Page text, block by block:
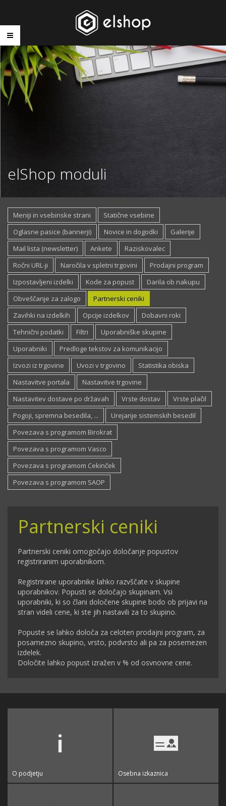
elShop moduli
Meniji in vsebinske strani
Statične vsebine
Oglasne pasice (bannerji)
Novice in dogodki
Galerije
Mail lista (newsletter)
Ankete
Raziskovalec
Ročni URL-ji
Naročila v spletni trgovini
Prodajni program
Izpostavljeni izdelki
Kode za popust
Darila ob nakupu
Obveščanje za zalogo
Partnerski ceniki
Zavihki na izdelkih
Opcije izdelkov
Dobavni roki
Tehnični podatki
Filtri
Uporabniške skupine
Uporabniki
Predloge tekstov za komunikacijo
Izvozi iz trgovine
Uvozi v trgovino
Statistika obiska
Nastavitve portala
Nastavitve trgovine
Nastavitev dostave po državah
Vrste dostav
Vrste plačil
Pogoji, spremna besedila, ...
Urejanje sistemskih besedil
Povezava s programom Birokrat
Povezava s programom Vasco
Povezava s programom Cekinček
Povezava s programom SAOP
Partnerski ceniki
Partnerski ceniki omogočajo določanje popustov
registriranim uporabnikom.
Registrirane uporabnike lahko razvščate v skupine
uporabnikov. Popusti se določajo skupinam. Vsi
uporabniki, ki so člani določene skupine bodo ob prijavi na
stran videli cene, ki ste jih nastavili za to skupino.
Popuste se lahko določa za celoten prodajni program, za
posamezno skupino, vrsto, podvrsto ali pa za posemezen
izdelek.
Določite lahko popust izražen v % od osvnovne cene.
O podjetju Osebna izkaznica